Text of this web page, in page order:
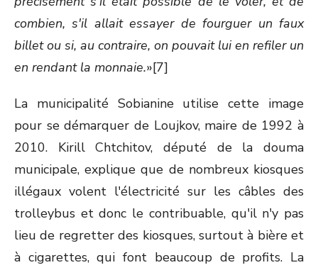
combien, s'il allait essayer de fourguer un faux
billet ou si, au contraire, on pouvait lui en refiler un
en rendant la monnaie.»[7]
La municipalité Sobianine utilise cette image
pour se démarquer de Loujkov, maire de 1992 à
2010. Kirill Chtchitov, député de la douma
municipale, explique que de nombreux kiosques
illégaux volent l'électricité sur les câbles des
trolleybus et donc le contribuable, qu'il n'y pas
lieu de regretter des kiosques, surtout à bière et
à cigarettes, qui font beaucoup de profits. La